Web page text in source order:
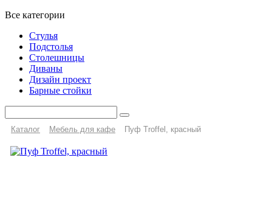
Все категории
Стулья
Подстолья
Столешницы
Диваны
Дизайн проект
Барные стойки
Каталог Мебель для кафе Пуф Troffel, красный